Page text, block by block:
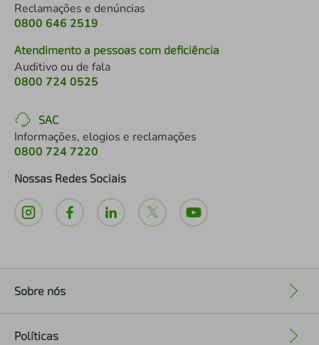
Reclamações e denúncias
0800 646 2519
Atendimento a pessoas com deficiência
Auditivo ou de fala
0800 724 0525
SAC
Informações, elogios e reclamações
0800 724 7220
Nossas Redes Sociais
Sobre nós
Políticas